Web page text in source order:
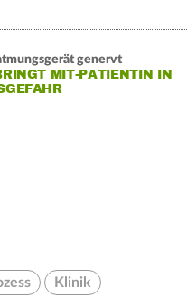
genervt
MIT-PATIENTIN IN
Klinik